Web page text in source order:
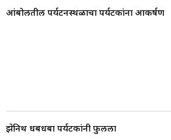
आंबोलीतील पर्यटनस्थळाचा पर्यटकांना आकर्षण
झेनिथ धबधबा पर्यटकांनी फुलला